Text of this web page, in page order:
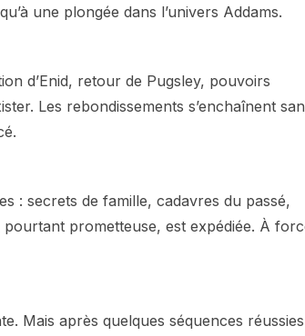
une plongée dans l’univers Addams.
d’Enid, retour de Pugsley, pouvoirs
Les rebondissements s’enchaînent
: secrets de famille, cadavres du passé,
prometteuse, est expédiée. À
Mais après quelques séquences réussies